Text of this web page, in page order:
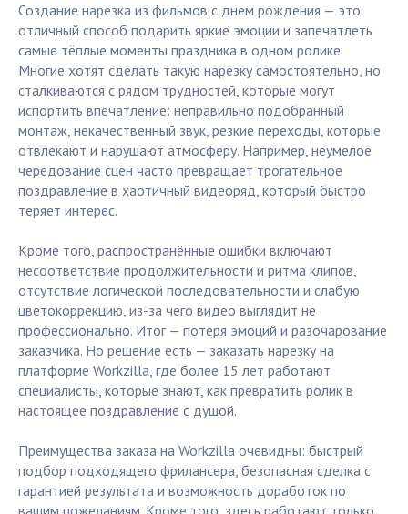
Создание нарезка из фильмов с днем рождения — это
отличный способ подарить яркие эмоции и запечатлеть
самые тёплые моменты праздника в одном ролике.
Многие хотят сделать такую нарезку самостоятельно, но
сталкиваются с рядом трудностей, которые могут
испортить впечатление: неправильно подобранный
монтаж, некачественный звук, резкие переходы, которые
отвлекают и нарушают атмосферу. Например, неумелое
чередование сцен часто превращает трогательное
поздравление в хаотичный видеоряд, который быстро
теряет интерес.
Кроме того, распространённые ошибки включают
несоответствие продолжительности и ритма клипов,
отсутствие логической последовательности и слабую
цветокоррекцию, из-за чего видео выглядит не
профессионально. Итог — потеря эмоций и разочарование
заказчика. Но решение есть — заказать нарезку на
платформе Workzilla, где более 15 лет работают
специалисты, которые знают, как превратить ролик в
настоящее поздравление с душой.
Преимущества заказа на Workzilla очевидны: быстрый
подбор подходящего фрилансера, безопасная сделка с
гарантией результата и возможность доработок по